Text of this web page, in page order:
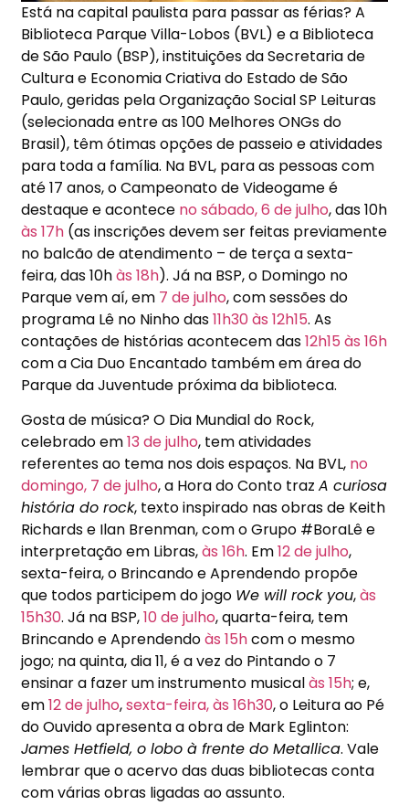
Está na capital paulista para passar as férias? A
Biblioteca Parque Villa-Lobos (BVL) e a Biblioteca
de São Paulo (BSP), instituições da Secretaria de
Cultura e Economia Criativa do Estado de São
Paulo, geridas pela Organização Social SP Leituras
(selecionada entre as 100 Melhores ONGs do
Brasil), têm ótimas opções de passeio e atividades
para toda a família. Na BVL, para as pessoas com
até 17 anos, o Campeonato de Videogame é
destaque e acontece no sábado, 6 de julho, das 10h
às 17h (as inscrições devem ser feitas previamente
no balcão de atendimento – de terça a sexta-
feira, das 10hàs 18h). Já na BSP, o Domingo no
Parque vem aí, em 7 de julho, com sessões do
programa Lê no Ninho das11h30às 12h15. As
contações de histórias acontecem das12h15 às 16h
com a Cia Duo Encantado também em área do
Parque da Juventude próxima da biblioteca.
Gosta de música? O Dia Mundial do Rock,
celebrado em13 de julho, tem atividades
referentes ao tema nos dois espaços. Na BVL, no
domingo, 7 de julho, a Hora do Conto trazA curiosa
história do rock, texto inspirado nas obras de Keith
Richards e Ilan Brenman, com o Grupo #BoraLê e
interpretação em Libras,às 16h. Em12 de julho,
sexta-feira, o Brincando e Aprendendo propõe
que todos participem do jogo We will rock you,às
15h30. Já na BSP,10 de julho, quarta-feira, tem
Brincando e Aprendendoàs 15hcom o mesmo
jogo; na quinta, dia 11, é a vez do Pintando o 7
ensinar a fazer um instrumento musicalàs 15h; e,
em12 de julho,sexta-feira, às 16h30, o Leitura ao Pé
do Ouvido apresenta a obra de Mark Eglinton:
James Hetfield, o lobo à frente do Metallica. Vale
lembrar que o acervo das duas bibliotecas conta
com várias obras ligadas ao assunto.